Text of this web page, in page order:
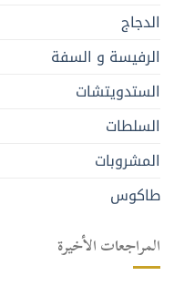
الدجاج
الرفيسة و السفة
الستدويتشات
السلطات
المشروبات
طاكوس
المراجعات الأخيرة